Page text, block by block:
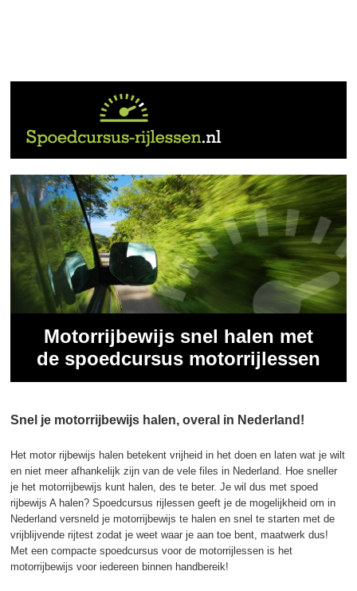
Motorrijbewijs snel halen met
de spoedcursus motorrijlessen
Snel je motorrijbewijs halen, overal in Nederland!
Het motor rijbewijs halen betekent vrijheid in het doen en laten wat je wilt
en niet meer afhankelijk zijn van de vele files in Nederland. Hoe sneller
je het motorrijbewijs kunt halen, des te beter. Je wil dus met spoed
rijbewijs A halen? Spoedcursus rijlessen geeft je de mogelijkheid om in
Nederland versneld je motorrijbewijs te halen en snel te starten met de
vrijblijvende rijtest zodat je weet waar je aan toe bent, maatwerk dus!
Met een compacte spoedcursus voor de motorrijlessen is het
motorrijbewijs voor iedereen binnen handbereik!